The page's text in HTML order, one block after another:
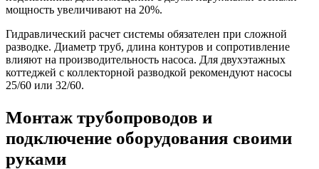
мощность увеличивают на 20%.
Гидравлический расчет системы обязателен при сложной
разводке. Диаметр труб, длина контуров и сопротивление
влияют на производительность насоса. Для двухэтажных
коттеджей с коллекторной разводкой рекомендуют насосы
25/60 или 32/60.
Монтаж трубопроводов и
подключение оборудования своими
руками